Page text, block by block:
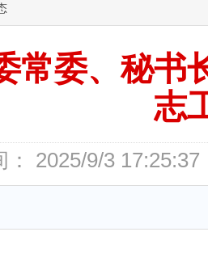
常委、秘书
志
： 2025/9/3